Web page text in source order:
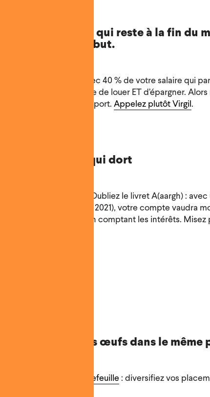
ce n’est pas ce qui reste à la fin du
met de côté au début.
les grandes villes, avec 40 % de votre salaire qui
il est quasi-impossible de louer ET d’épargner.
vous constituer un apport.Appelez plutôt Virgil.
vous de l’argent qui dort
au-delà de 10K ? Oubliez le livret A(aargh) :
attendue à 1 % en 2021), votre compte vaudra
le 1er janvier… même en comptant les intérêts. Misez
mettre tous ses œufs dans le même
stratégie de portefeuille: diversifiez vos